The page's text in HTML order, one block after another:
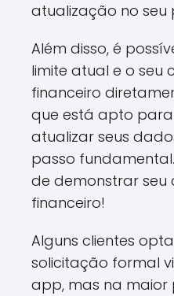
atualização no seu
Além disso, é
limite atual e o seu
financeiro
que está apto
atualizar seus
passo
de demonstrar seu
financeiro!
Alguns clientes
solicitação formal
app, mas na maior